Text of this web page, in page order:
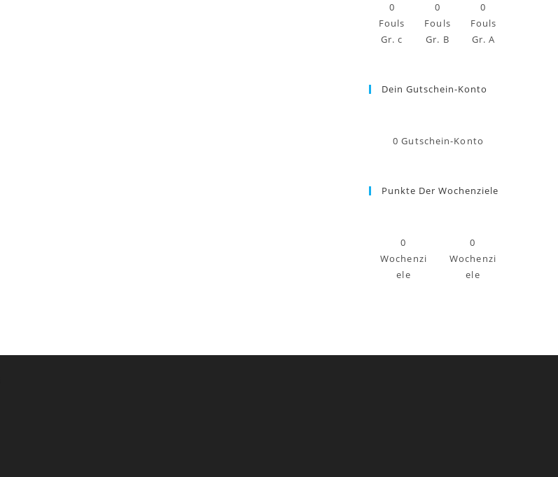
0
Fouls
Gr. c
0
Fouls
Gr. B
0
Fouls
Gr. A
Dein Gutschein-Konto
0 Gutschein-Konto
Punkte Der Wochenziele
0
Wochenzi
ele
0
Wochenzi
ele